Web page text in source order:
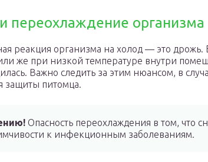
переохлаждение организма
реакция организма на холод — это дрожь.
же при низкой температуре внутри
Важно следить за этим нюансом, в
защиты питомца.
Опасность переохлаждения в том, что
к инфекционным заболеваниям.